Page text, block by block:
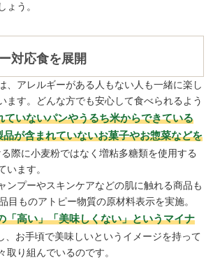
ょう。
対応食を展開
、アレルギーがある人もない人も一緒に楽し
ます。どんな方でも安心して食べられるよう
ていないパンやうるち米からできている
が含まれていないお菓子やお惣菜などを
際に小麦粉ではなく増粘多糖類を使用する
います。
ンプーやスキンケアなどの肌に触れる商品も
目ものアトピー物質の原材料表示を実施。
「高い」「美味しくない」というマイナ
、お手頃で美味しいというイメージを持って
取り組んでいるのです。